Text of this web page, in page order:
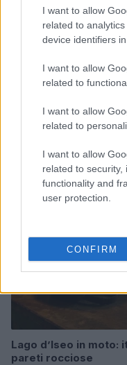
I want to allow
related to
device identifiers in
I want to allow
related to
I want to allow
related to
I want to allow
related to security,
functionality and
user protection.
CONFIRM
Itinerari letterari
Beatrice Beretta · 8 Ago 2026
1 GIORNO OUT
Lago d’Iseo in
pareti rocciose